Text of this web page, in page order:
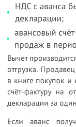
НДС с аванса
декларации;
авансовый
продаж в
Вычет
отгрузка.
в книге покупок и
счёт-фактуру на
декларации за
Если аванс